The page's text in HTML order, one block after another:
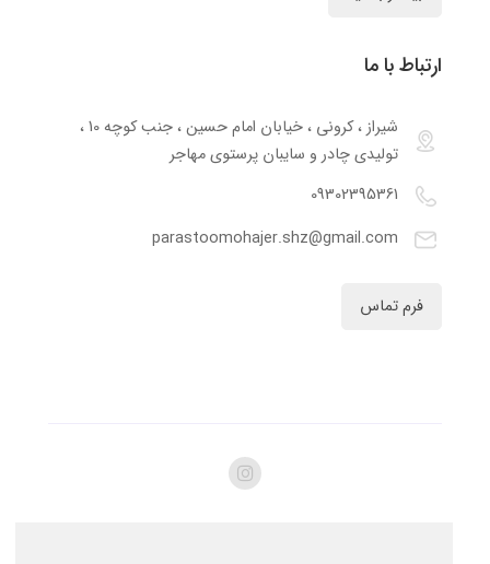
ارتباط با ما
شیراز ، کرونی ، خیابان امام حسین ، جنب کوچه 10 ،
تولیدی چادر و سایبان پرستوی مهاجر
09302395361
parastoomohajer.shz@gmail.com
فرم تماس